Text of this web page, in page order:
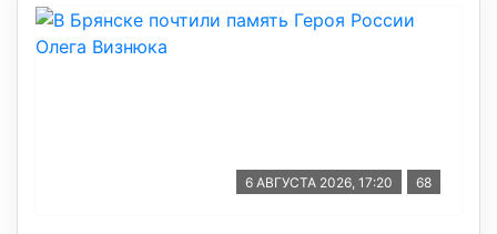
6 АВГУСТА 2026, 17:20 68